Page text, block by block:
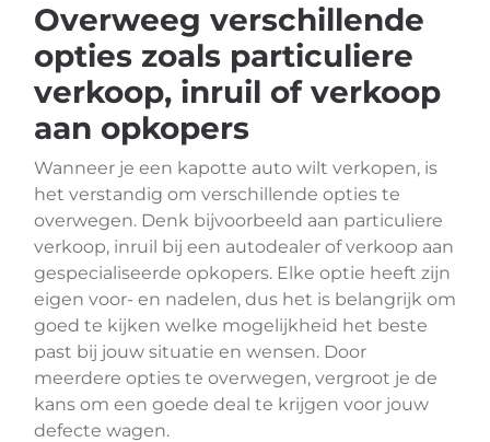
Overweeg verschillende
opties zoals particuliere
verkoop, inruil of verkoop
aan opkopers
Wanneer je een kapotte auto wilt verkopen, is
het verstandig om verschillende opties te
overwegen. Denk bijvoorbeeld aan particuliere
verkoop, inruil bij een autodealer of verkoop aan
gespecialiseerde opkopers. Elke optie heeft zijn
eigen voor- en nadelen, dus het is belangrijk om
goed te kijken welke mogelijkheid het beste
past bij jouw situatie en wensen. Door
meerdere opties te overwegen, vergroot je de
kans om een goede deal te krijgen voor jouw
defecte wagen.